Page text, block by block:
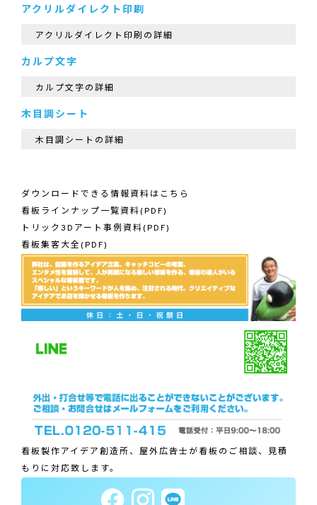
アクリルダイレクト印刷
アクリルダイレクト印刷の詳細
カルプ文字
カルプ文字の詳細
木目調シート
木目調シートの詳細
ダウンロードできる情報資料はこちら
看板ラインナップ一覧資料(PDF)
トリック3Dアート事例資料(PDF)
看板集客大全(PDF)
看板製作アイデア創造所、屋外広告士が看板のご相談、見積
もりに対応致します。